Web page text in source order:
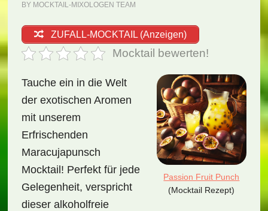
BY MOCKTAIL-MIXOLOGEN TEAM
ZUFALL-MOCKTAIL (Anzeigen)
Mocktail bewerten!
Passion Fruit Punch
(Mocktail Rezept)
Tauche ein in die Welt
der exotischen Aromen
mit unserem
Erfrischenden
Maracujapunsch
Mocktail! Perfekt für jede
Gelegenheit, verspricht
dieser alkoholfreie